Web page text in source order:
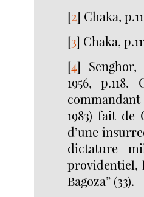
[2] Chaka,
[3] Chaka,
[4]
1956,
1983) fait
d’une
dictature
providentiel,
Bagoza” (33).